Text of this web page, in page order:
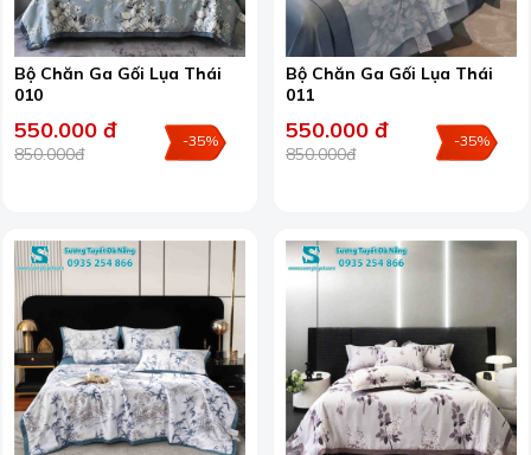
Bộ Chăn Ga Gối Lụa Thái
010
550.000 đ
850.000đ
-35%
Bộ Chăn Ga Gối Lụa Thái
011
550.000 đ
850.000đ
-35%